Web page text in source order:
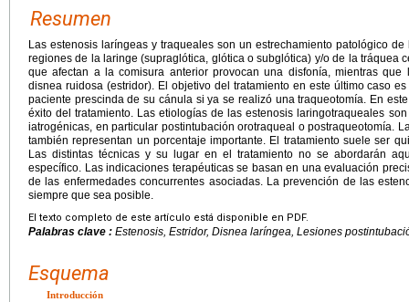
Resumen
Las estenosis laríngeas y traqueales son un estrechamiento patológico
regiones de la laringe (supraglótica, glótica o subglótica) y/o de la tráquea
que afectan a la comisura anterior provocan una disfonía, mientras
disnea ruidosa (estridor). El objetivo del tratamiento en este último caso
paciente prescinda de su cánula si ya se realizó una traqueotomía. En
éxito del tratamiento. Las etiologías de las estenosis laringotraqueales
iatrogénicas, en particular postintubación orotraqueal o postraqueotomía.
también representan un porcentaje importante. El tratamiento suele ser
Las distintas técnicas y su lugar en el tratamiento no se abordarán
específico. Las indicaciones terapéuticas se basan en una evaluación
de las enfermedades concurrentes asociadas. La prevención de las
siempre que sea posible.
El texto completo de este artículo está disponible en PDF.
Palabras clave : Estenosis, Estridor, Disnea laríngea, Lesiones
Esquema
Introducción